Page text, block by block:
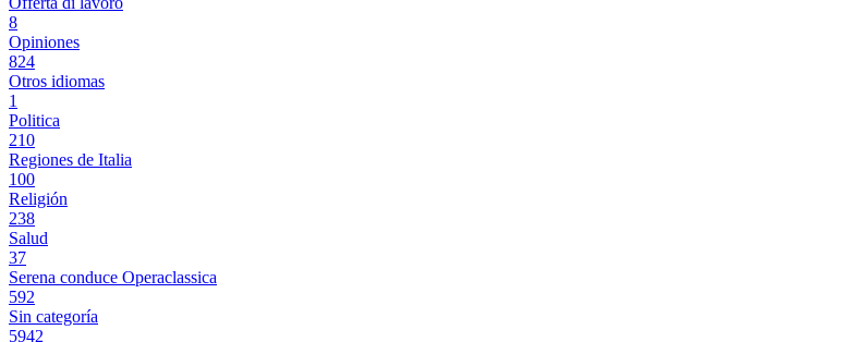
8
Opiniones
824
Otros idiomas
1
Politica
210
Regiones de Italia
100
Religión
238
Salud
37
Serena conduce Operaclassica
592
Sin categoría
5942